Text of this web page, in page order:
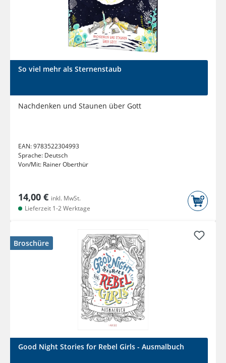
So viel mehr als Sternenstaub
Nachdenken und Staunen über Gott
EAN:9783522304993
Sprache: Deutsch
Von/Mit: Rainer Oberthür
14,00 € inkl. MwSt.
Lieferzeit 1-2 Werktage
Broschüre
Good Night Stories for Rebel Girls - Ausmalbuch